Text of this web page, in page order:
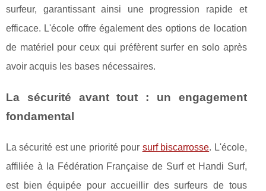
surfeur, garantissant ainsi une progression rapide et
efficace. L'école offre également des options de location
de matériel pour ceux qui préfèrent surfer en solo après
avoir acquis les bases nécessaires.
La sécurité avant tout : un engagement
fondamental
La sécurité est une priorité pour surf biscarrosse. L'école,
affiliée à la Fédération Française de Surf et Handi Surf,
est bien équipée pour accueillir des surfeurs de tous